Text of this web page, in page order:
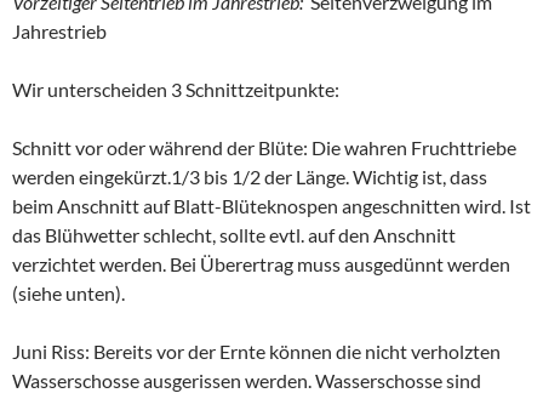
Jahrestrieb
Wir unterscheiden 3 Schnittzeitpunkte:
Schnitt vor oder während der Blüte: Die wahren Fruchttriebe
werden eingekürzt.1/3 bis 1/2 der Länge. Wichtig ist, dass
beim Anschnitt auf Blatt-Blüteknospen angeschnitten wird. Ist
das Blühwetter schlecht, sollte evtl. auf den Anschnitt
verzichtet werden. Bei Überertrag muss ausgedünnt werden
(siehe unten).
Juni Riss: Bereits vor der Ernte können die nicht verholzten
Wasserschosse ausgerissen werden. Wasserschosse sind